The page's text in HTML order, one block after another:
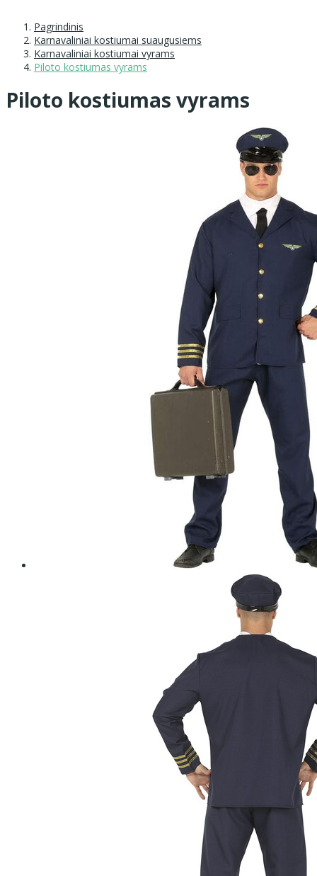
Pagrindinis
Karnavaliniai kostiumai suaugusiems
Karnavaliniai kostiumai vyrams
Piloto kostiumas vyrams
Piloto kostiumas vyrams